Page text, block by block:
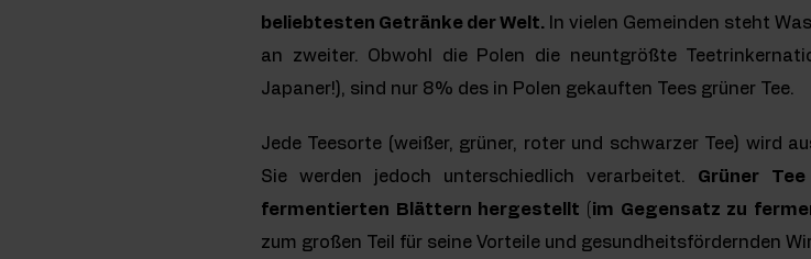
beliebtesten Getränke der Welt. In vielen Gemeinden steht
an zweiter. Obwohl die Polen die neuntgrößte
Japaner!), sind nur 8% des in Polen gekauften Tees grüner Tee.
Jede Teesorte (weißer, grüner, roter und schwarzer Tee) wird
Sie werden jedoch unterschiedlich verarbeitet. Grüner
fermentierten Blättern hergestellt (im Gegensatz zu
zum großen Teil für seine Vorteile und gesundheitsfördernden